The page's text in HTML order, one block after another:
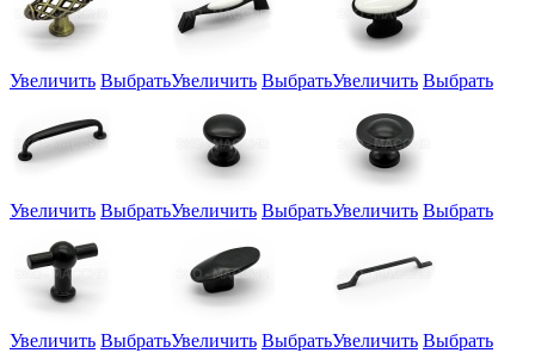
Увеличить ВыбратьУвеличить ВыбратьУвеличить Выбрать
Увеличить ВыбратьУвеличить ВыбратьУвеличить Выбрать
Увеличить ВыбратьУвеличить ВыбратьУвеличить Выбрать